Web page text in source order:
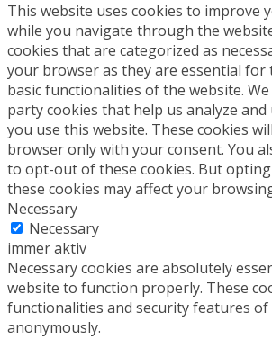
This website uses cookies to improve
while you navigate through the
cookies that are categorized as
your browser as they are essential
basic functionalities of the website.
party cookies that help us analyze
you use this website. These cookies
browser only with your consent. You
to opt-out of these cookies. But
these cookies may affect your
Necessary
Necessary
immer aktiv
Necessary cookies are absolutely
website to function properly. These
functionalities and security features of
anonymously.